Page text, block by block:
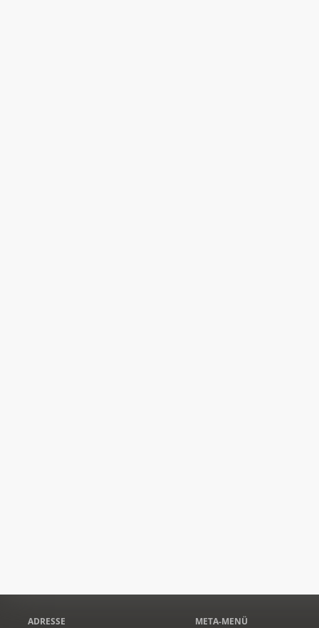
ADRESSE META-MENÜ